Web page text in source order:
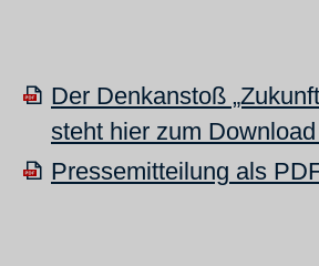
Der Denkanstoß
steht hier zum
Pressemitteilung als